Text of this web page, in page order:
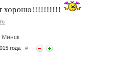
хорошо!!!!!!!!!!
Минск
года #